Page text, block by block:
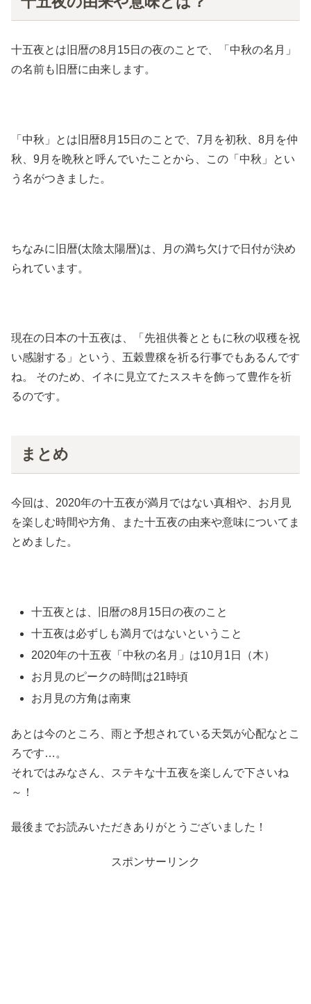
十五夜とは旧暦の8月15日の夜のことで、「中秋の名月」
の名前も旧暦に由来します。
「中秋」とは旧暦8月15日のことで、7月を初秋、8月を仲
秋、9月を晩秋と呼んでいたことから、この「中秋」とい
う名がつきました。
ちなみに旧暦(太陰太陽暦)は、月の満ち欠けで日付が決め
られています。
現在の日本の十五夜は、「先祖供養とともに秋の収穫を祝
い感謝する」という、五穀豊穣を祈る行事でもあるんです
ね。 そのため、イネに見立てたススキを飾って豊作を祈
るのです。
まとめ
今回は、2020年の十五夜が満月ではない真相や、お月見
を楽しむ時間や方角、また十五夜の由来や意味についてま
とめました。
十五夜とは、旧暦の8月15日の夜のこと
十五夜は必ずしも満月ではないということ
2020年の十五夜「中秋の名月」は10月1日（木）
お月見のピークの時間は21時頃
お月見の方角は南東
あとは今のところ、雨と予想されている天気が心配なとこ
ろです…。
それではみなさん、ステキな十五夜を楽しんで下さいね
～！
最後までお読みいただきありがとうございました！
スポンサーリンク